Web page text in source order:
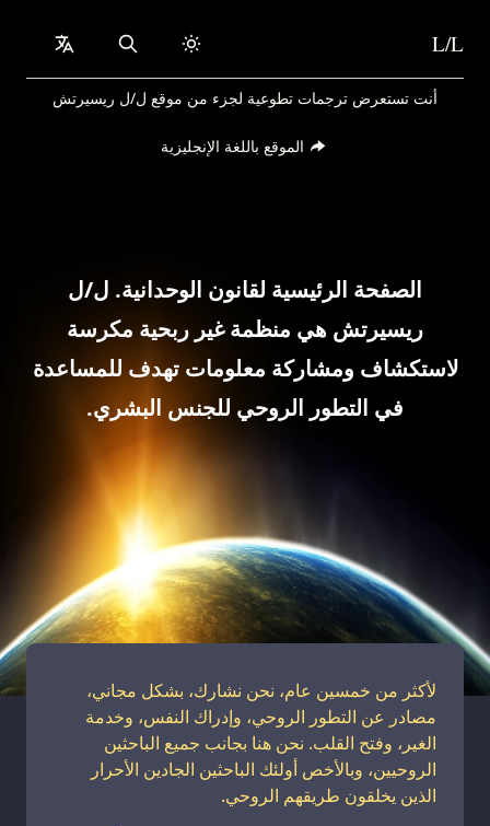
Skip to content
L/L
Search
أنت تستعرض ترجمات تطوعية لجزء من موقع ل/ل ريسيرتش
الموقع باللغة الإنجليزية
الصفحة الرئيسية لقانون الوحدانية. ل/ل
ريسيرتش هي منظمة غير ربحية مكرسة
لاستكشاف ومشاركة معلومات تهدف للمساعدة
في التطور الروحي للجنس البشري.
لأكثر من خمسين عام، نحن نشارك، بشكل مجاني،
مصادر عن التطور الروحي، وإدراك النفس، وخدمة
الغير، وفتح القلب. نحن هنا بجانب جميع الباحثين
الروحيين، وبالأخص أولئك الباحثين الجادين الأحرار
الذين يخلقون طريقهم الروحي.